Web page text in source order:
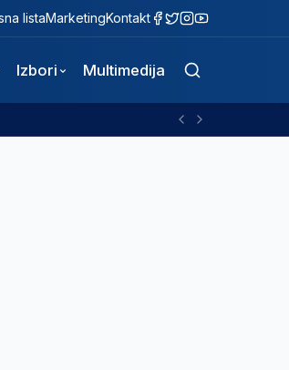
listaMarketingKontakt
Izbori Multimedija